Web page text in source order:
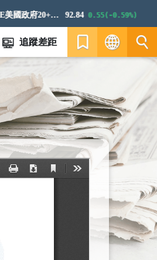
ICE美國政府20+年期債券指數 92.84 0.55(-0.59%)
追蹤差距
EN